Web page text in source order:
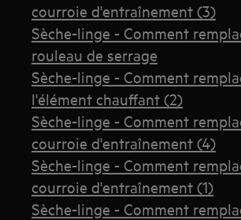
courroie d'entraînement (3)
Sèche-linge - Comment
rouleau de serrage
Sèche-linge - Comment
l'élément chauffant (2)
Sèche-linge - Comment
courroie d'entraînement (4)
Sèche-linge - Comment
courroie d'entraînement (1)
Sèche-linge - Comment